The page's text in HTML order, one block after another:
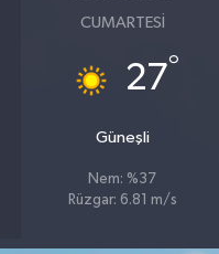
CUMARTESI
27°
Güneşli
Nem: %37
Rüzgar: 6.81 m/s